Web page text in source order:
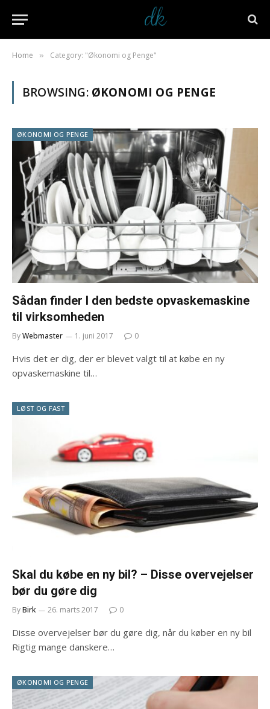
Home » Category: "Økonomi og Penge"
BROWSING: ØKONOMI OG PENGE
ØKONOMI OG PENGE
Sådan finder I den bedste opvaskemaskine
til virksomheden
ByWebmaster 1. juni 2017 0
Hvis det er dig, der er blevet valgt til at købe en ny
opvaskemaskine til…
LØST OG FAST
Skal du købe en ny bil? – Disse overvejelser
bør du gøre dig
ByBirk 26. marts 2017 0
Disse overvejelser bør du gøre dig, når du køber en ny bil
Rigtig mange danskere…
ØKONOMI OG PENGE